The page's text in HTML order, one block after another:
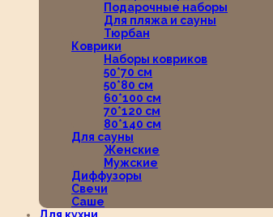
Подарочные наборы
Для пляжа и сауны
Тюрбан
Коврики
Наборы ковриков
50*70 см
50*80 см
60*100 см
70*120 см
80*140 см
Для сауны
Женские
Мужские
Диффузоры
Свечи
Саше